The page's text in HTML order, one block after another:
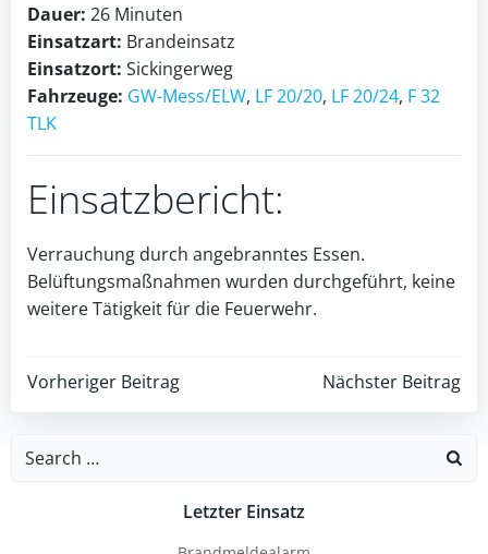
Dauer: 26 Minuten
Einsatzart: Brandeinsatz
Einsatzort: Sickingerweg
Fahrzeuge: GW-Mess/ELW, LF 20/20, LF 20/24, F 32
TLK
Einsatzbericht:
Verrauchung durch angebranntes Essen.
Belüftungsmaßnahmen wurden durchgeführt, keine
weitere Tätigkeit für die Feuerwehr.
Post
navigation
Vorheriger Beitrag
Post
navigation
Nächster Beitrag
Search
Letzter Einsatz